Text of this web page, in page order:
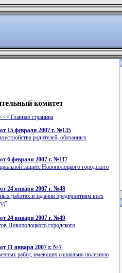
комитет
Главная страница
15 февраля 2007 г. №135
родителей, обязанных
6 февраля 2007 г. №117
защите Новополоцкого городского
24 января 2007 г. №48
работах и задании предприятиям всех
24 января 2007 г. №49
Новополоцкого городского
11 января 2007 г. №7
работ, имеющих социально полезную